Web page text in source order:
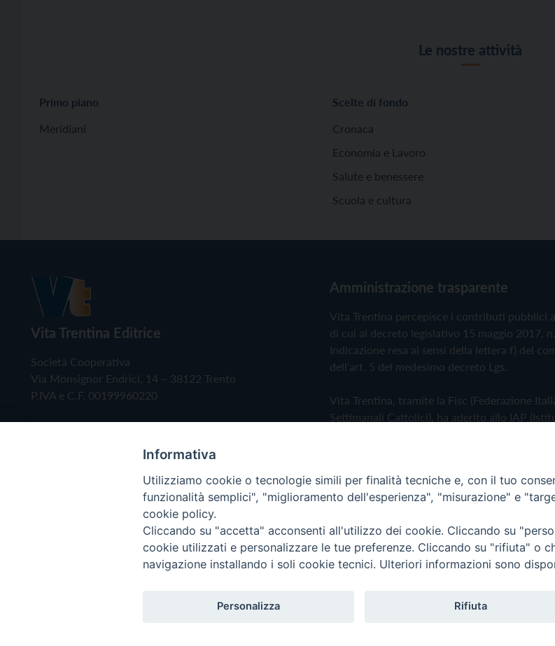
Le nostre attività
Primo piano
Meridiani
Scelte di fondo
Cronaca
Economia e Lavoro
Salute e benessere
Scuola e cultura
Vita Trentina Editrice
Società Cooperativa
Via Monsignor Endrici, 14 – 38122 Trento
P.IVA e C.F. 00199960220
Amministrazione trasparente
Vita Trentina percepisce i contributi pubblici
di cui al decreto legislativo 15 maggio 2017,
Indicazione resa ai sensi della lettera f) del
dell'art. 5 del medesimo decreto Lgs.
Vita Trentina, tramite la Fisc (Federazione
Settimanali Cattolici), ha aderito allo IAP
Privacy Policy Cookie Policy
Copyright © 2019 - Tutti i diritti riservati - Vita Trentina Editrice
Informativa
Utilizziamo cookie o tecnologie simili per finalità tecniche e, con il tuo
funzionalità semplici", "miglioramento dell'esperienza", "misurazione" e
cookie policy.
Cliccando su "accetta" acconsenti all'utilizzo dei cookie. Cliccando su
cookie utilizzati e personalizzare le tue preferenze. Cliccando su "rifiuta" o
navigazione installando i soli cookie tecnici. Ulteriori informazioni sono
Personalizza Rifiuta